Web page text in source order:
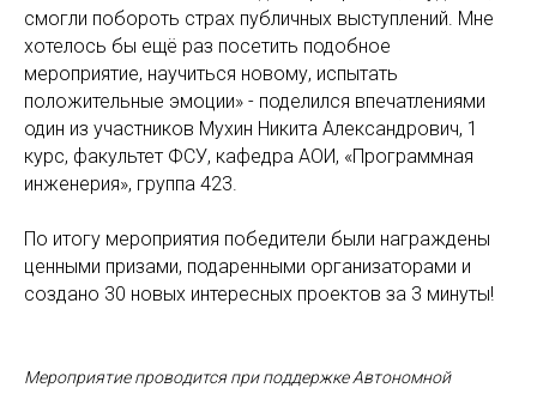
смогли побороть страх публичных выступлений. Мне
хотелось бы ещё раз посетить подобное
мероприятие, научиться новому, испытать
положительные эмоции» - поделился впечатлениями
один из участников Мухин Никита Александрович, 1
курс, факультет ФСУ, кафедра АОИ, «Программная
инженерия», группа 423.
По итогу мероприятия победители были награждены
ценными призами, подаренными организаторами и
создано 30 новых интересных проектов за 3 минуты!
Мероприятие проводится при поддержке Автономной